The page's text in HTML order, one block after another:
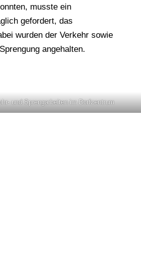
musste ein
gefordert, das
wurden der Verkehr sowie
angehalten.
und Sprengarbeiten im Dorfzentrum